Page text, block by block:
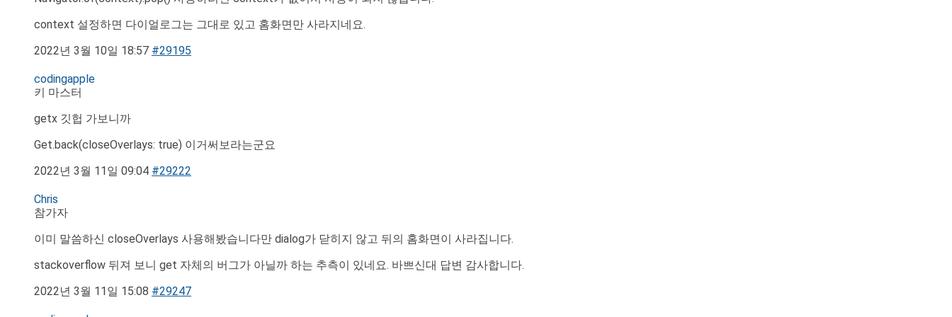
context 설정하면 다이얼로그는 그대로 있고 홈화면만 사라지네요.
2022년 3월 10일 18:57 #29195
codingapple
키 마스터
getx 깃헙 가보니까
Get.back(closeOverlays: true) 이거써보라는군요
2022년 3월 11일 09:04 #29222
Chris
참가자
이미 말씀하신 closeOverlays 사용해봤습니다만 dialog가 닫히지 않고 뒤의 홈화면이 사라집니다.
stackoverflow 뒤져 보니 get 자체의 버그가 아닐까 하는 추측이 있네요. 바쁘신대 답변 감사합니다.
2022년 3월 11일 15:08 #29247